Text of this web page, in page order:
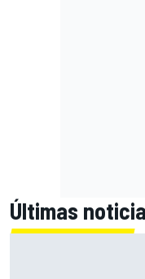
Últimas